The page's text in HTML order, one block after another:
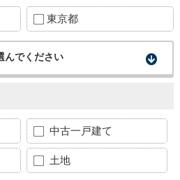
東京都
んでください
中古一戸建て
土地